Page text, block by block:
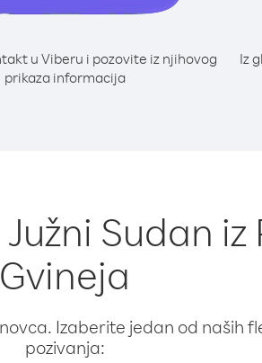
u Viberu i pozovite iz njihovog
prikaza informacija
Iz
Sudan
Gvineja
Izaberite jedan od naših
pozivanja: